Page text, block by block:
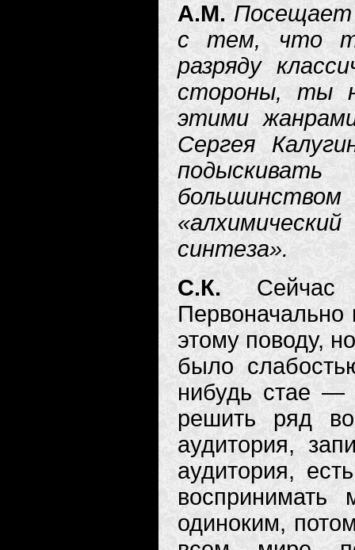
А.М. Посещает
с тем, что
разряду
стороны, ты
этими
Сергея
синтеза».
С.К.
Первоначально
этому поводу,
было
нибудь стае —
решить ряд
аудитория,
аудитория,
одиноким,